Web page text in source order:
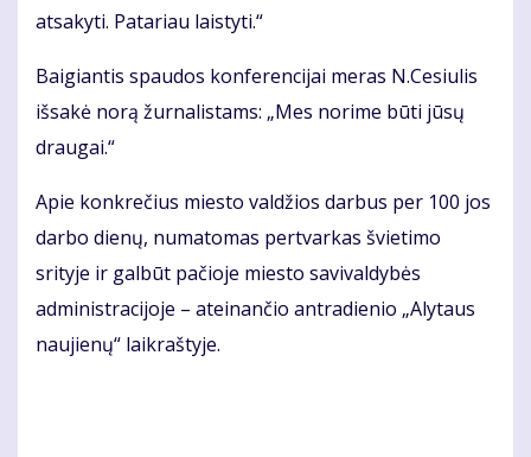
atsakyti. Patariau laistyti.“
Baigiantis spaudos konferencijai meras N.Cesiulis
išsakė norą žurnalistams: „Mes norime būti jūsų
draugai.“
Apie konkrečius miesto valdžios darbus per 100 jos
darbo dienų, numatomas pertvarkas švietimo
srityje ir galbūt pačioje miesto savivaldybės
administracijoje – ateinančio antradienio „Alytaus
naujienų“ laikraštyje.